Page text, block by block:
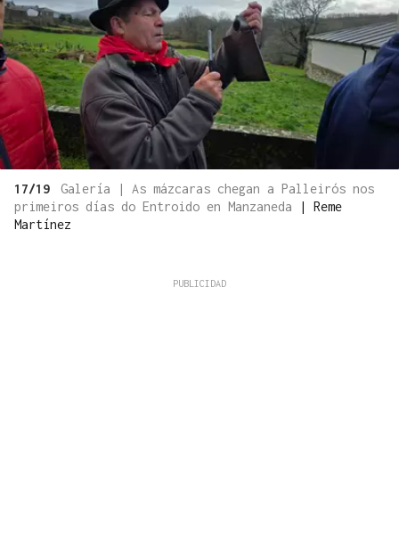
17/19
Galería | As mázcaras chegan a Palleirós nos
primeiros días do Entroido en Manzaneda
| Reme
Martínez